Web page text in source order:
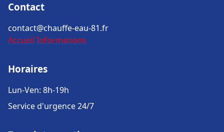
Contact
contact@chauffe-eau-81.fr
Accueil Informations
Horaires
Lun-Ven: 8h-19h
Service d'urgence 24/7